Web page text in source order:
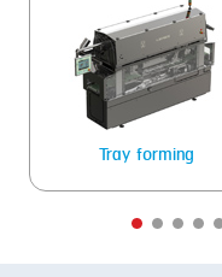
Tray forming